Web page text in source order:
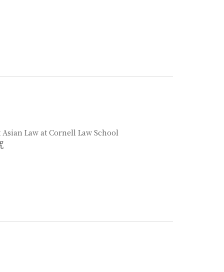
Law at Cornell Law School